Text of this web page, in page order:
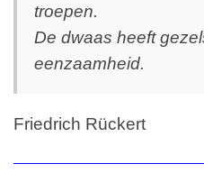
troepen.
De dwaas heeft
eenzaamheid.
Friedrich Rückert